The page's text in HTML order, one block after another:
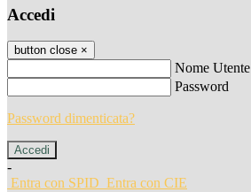
Accedi
button close ×
Nome Utente
Password
Password dimenticata?
-
Entra con SPID Entra con CIE